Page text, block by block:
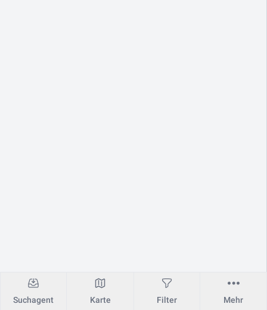
Suchagent Karte Filter Mehr